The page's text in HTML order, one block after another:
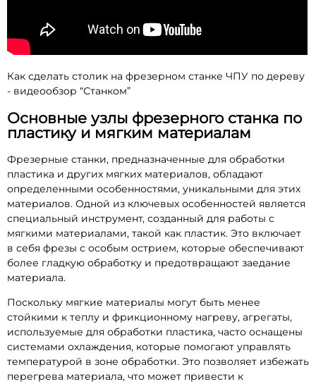
Как сделать столик на фрезерном станке ЧПУ по дереву
- видеообзор “Станком”
Основные узлы фрезерного станка по
пластику и мягким материалам
Фрезерные станки, предназначенные для обработки
пластика и других мягких материалов, обладают
определенными особенностями, уникальными для этих
материалов. Одной из ключевых особенностей является
специальный инструмент, созданный для работы с
мягкими материалами, такой как пластик. Это включает
в себя фрезы с особым острием, которые обеспечивают
более гладкую обработку и предотвращают заедание
материала.
Поскольку мягкие материалы могут быть менее
стойкими к теплу и фрикционному нагреву, агрегаты,
используемые для обработки пластика, часто оснащены
системами охлаждения, которые помогают управлять
температурой в зоне обработки. Это позволяет избежать
перегрева материала, что может привести к